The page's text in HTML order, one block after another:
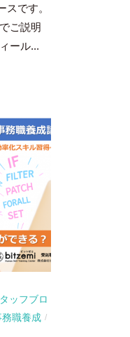
です。
ご説明
ール...
ッフブロ
職養成 /